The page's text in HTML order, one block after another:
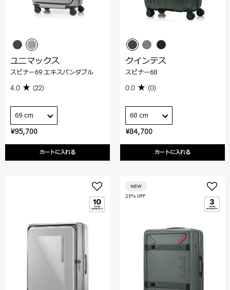
¥95,700
カートに入れる
ユニマックス
スピナー69 エキスパンダブル
4.0 (22)
69 cm
¥84,700
カートに入れる
クインテス
スピナー68
0.0 (0)
68 cm
25% OFF
NEW